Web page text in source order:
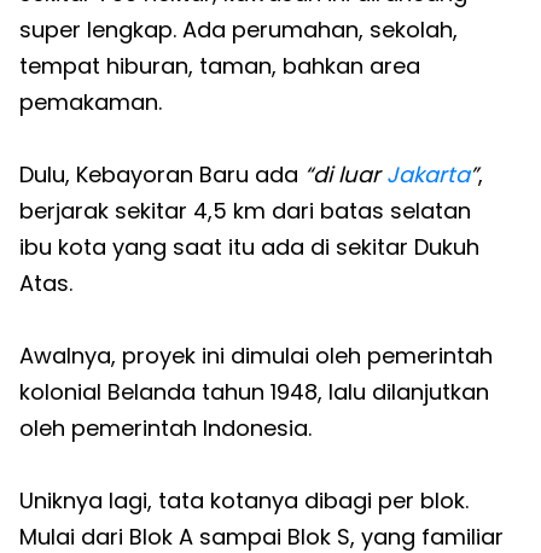
super lengkap. Ada perumahan, sekolah,
tempat hiburan, taman, bahkan area
pemakaman.
Dulu, Kebayoran Baru ada “di luarJakarta”,
berjarak sekitar 4,5 km dari batas selatan
ibu kota yang saat itu ada di sekitar Dukuh
Atas.
Awalnya, proyek ini dimulai oleh pemerintah
kolonial Belanda tahun 1948, lalu dilanjutkan
oleh pemerintah Indonesia.
Uniknya lagi, tata kotanya dibagi per blok.
Mulai dari Blok A sampai Blok S, yang familiar